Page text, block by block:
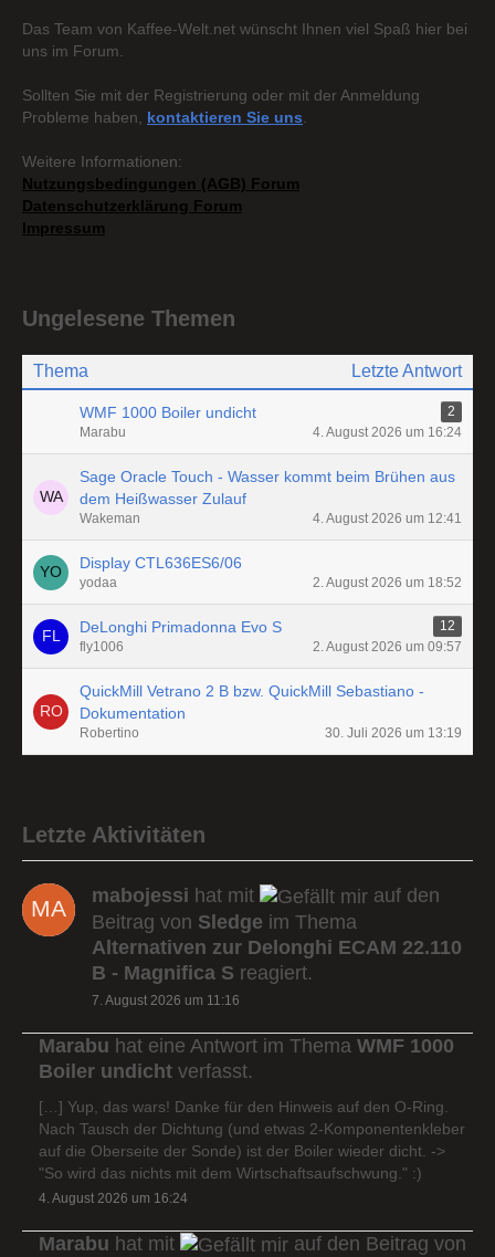
Das Team von Kaffee-Welt.net wünscht Ihnen viel Spaß hier bei
uns im Forum.
Sollten Sie mit der Registrierung oder mit der Anmeldung
Probleme haben, kontaktieren Sie uns
Weitere Informationen:
Nutzungsbedingungen (AGB) Forum
Datenschutzerklärung Forum
Impressum
Ungelesene Themen
Thema Letzte Antwort
WMF 1000 Boiler undicht
2
Marabu
4. August 2026 um 16:24
Sage Oracle Touch - Wasser kommt beim Brühen aus
dem Heißwasser Zulauf
Wakeman 4. August 2026 um 12:41
Display CTL636ES6/06
yodaa 2. August 2026 um 18:52
DeLonghi Primadonna Evo S
12
fly1006
2. August 2026 um 09:57
QuickMill Vetrano 2 B bzw. QuickMill Sebastiano -
Dokumentation
Robertino 30. Juli 2026 um 13:19
Letzte Aktivitäten
mabojessi hat mit
auf den
Beitrag von Sledge im Thema
Alternativen zur Delonghi ECAM 22.110
B - Magnifica S reagiert.
7. August 2026 um 11:16
Marabu hat eine Antwort im Thema WMF 1000
Boiler undicht verfasst.
[…] Yup, das wars! Danke für den Hinweis auf den O-Ring.
Nach Tausch der Dichtung (und etwas 2-Komponentenkleber
auf die Oberseite der Sonde) ist der Boiler wieder dicht. ->
"So wird das nichts mit dem Wirtschaftsaufschwung." :)
4. August 2026 um 16:24
Marabu hat mit
auf den Beitrag von